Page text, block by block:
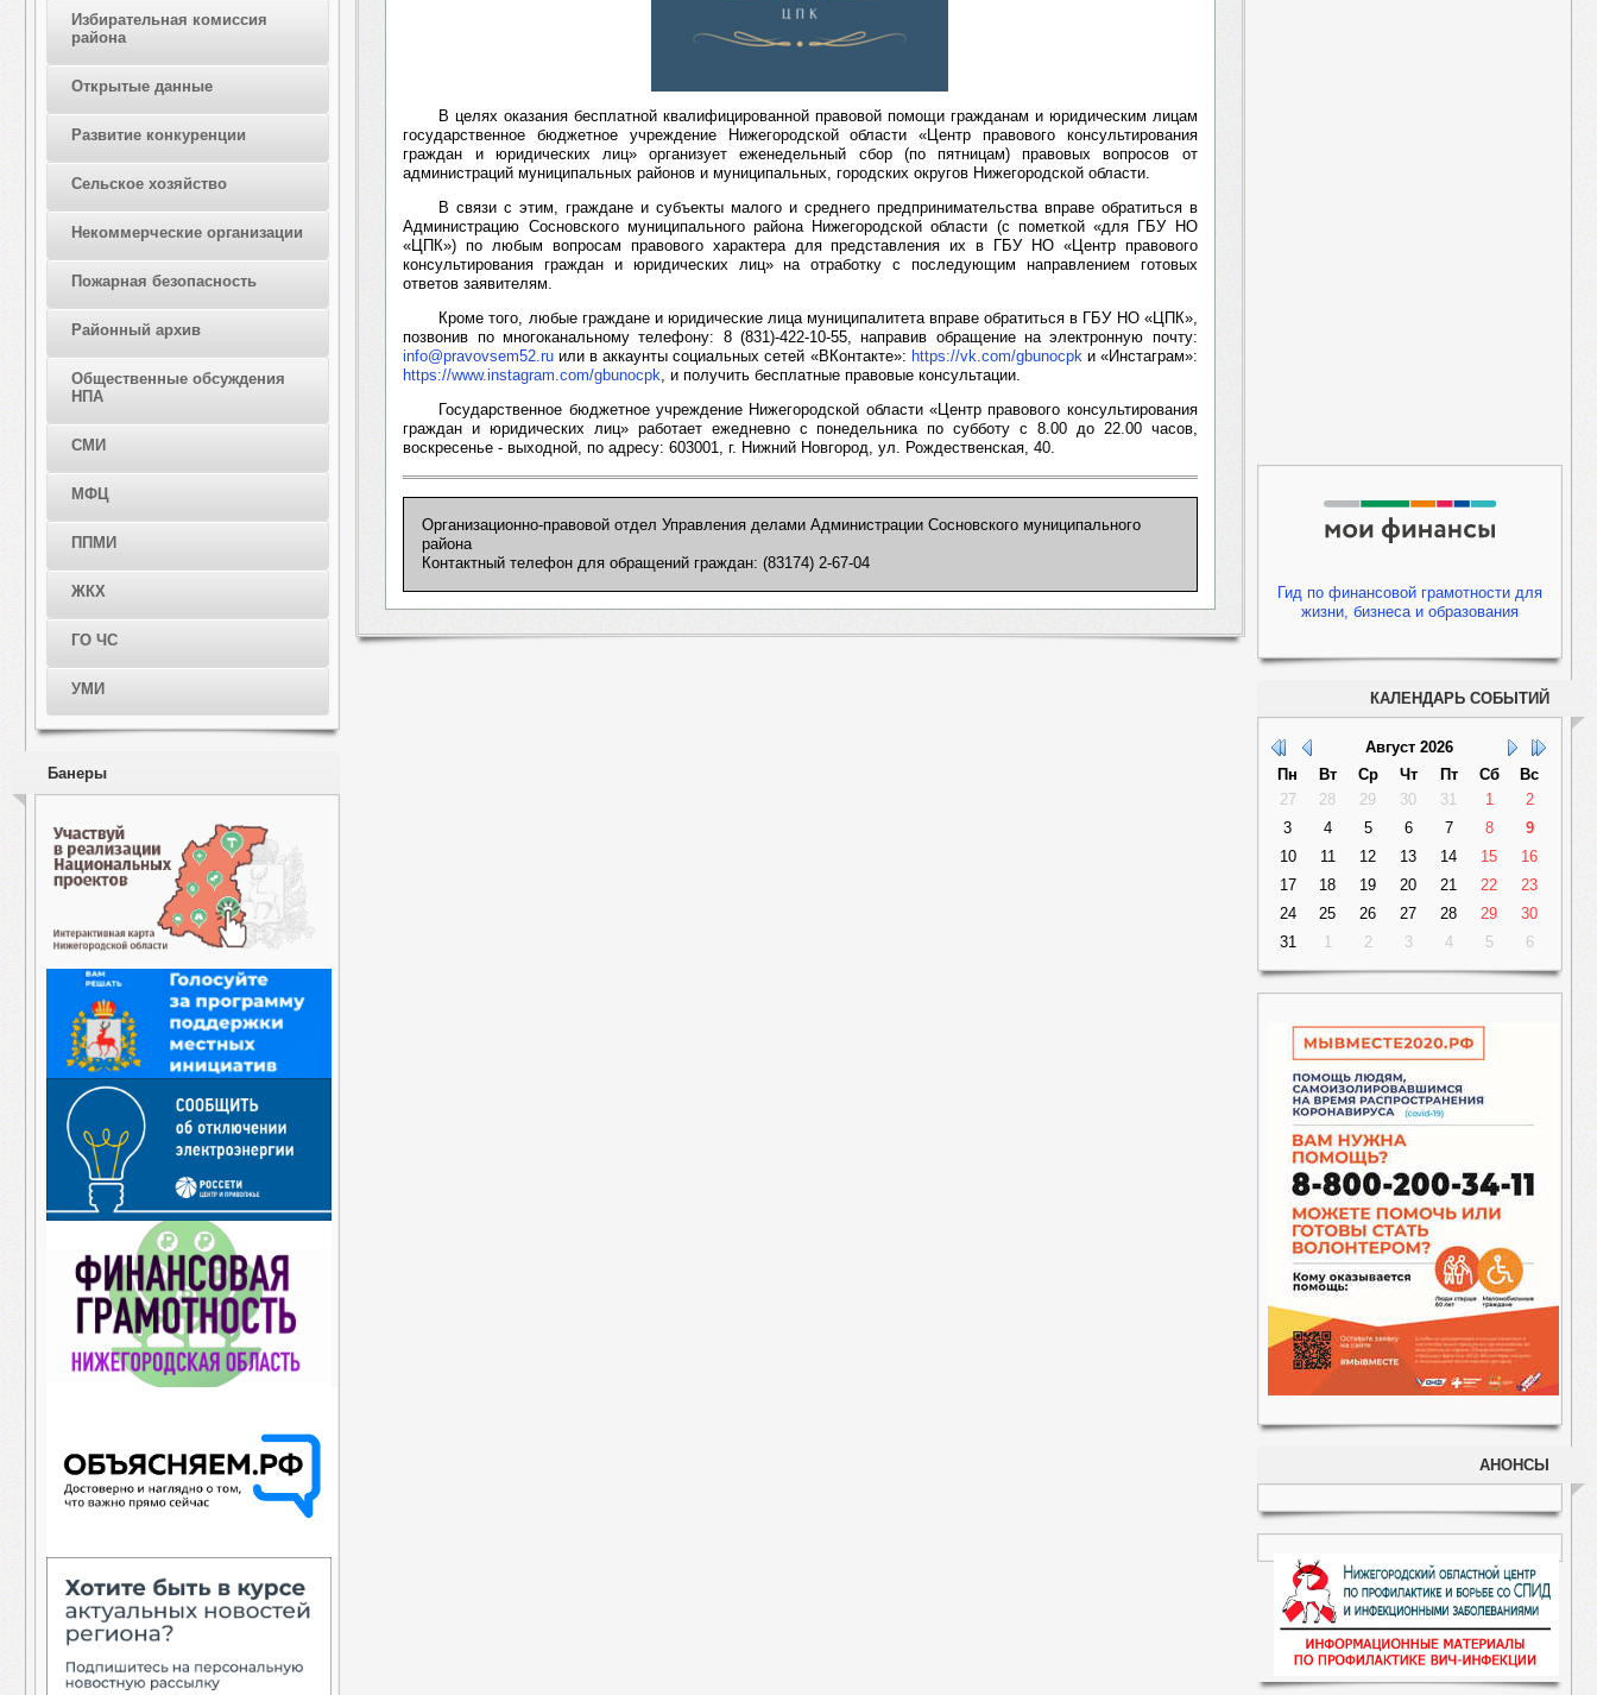
Избирательная комиссия
района
Открытые данные
Развитие конкуренции
Сельское хозяйство
Некоммерческие организации
Пожарная безопасность
Районный архив
Общественные обсуждения
НПА
СМИ
МФЦ
ППМИ
ЖКХ
ГО ЧС
УМИ
Банеры
В целях оказания бесплатной квалифицированной правовой помощи гражданам и юридическим лицам
государственное бюджетное учреждение Нижегородской области «Центр правового консультирования
граждан и юридических лиц» организует еженедельный сбор (по пятницам) правовых вопросов от
администраций муниципальных районов и муниципальных, городских округов Нижегородской области.
В связи с этим, граждане и субъекты малого и среднего предпринимательства вправе обратиться в
Администрацию Сосновского муниципального района Нижегородской области (с пометкой «для ГБУ НО
«ЦПК») по любым вопросам правового характера для представления их в ГБУ НО «Центр правового
консультирования граждан и юридических лиц» на отработку с последующим направлением готовых
ответов заявителям.
Кроме того, любые граждане и юридические лица муниципалитета вправе обратиться в ГБУ НО «ЦПК»,
позвонив по многоканальному телефону: 8 (831)-422-10-55, направив обращение на электронную почту:
info@pravovsem52.ru или в аккаунты социальных сетей «ВКонтакте»: https://vk.com/gbunocpk и «Инстаграм»:
https://www.instagram.com/gbunocpk , и получить бесплатные правовые консультации.
Государственное бюджетное учреждение Нижегородской области «Центр правового консультирования
граждан и юридических лиц» работает ежедневно с понедельника по субботу с 8.00 до 22.00 часов,
воскресенье - выходной, по адресу: 603001, г. Нижний Новгород, ул. Рождественская, 40.
Организационно-правовой отдел Управления делами Администрации Сосновского муниципального
района
Контактный телефон для обращений граждан: (83174) 2-67-04
Гид по финансовой грамотности для
жизни, бизнеса и образования
КАЛЕНДАРЬ СОБЫТИЙ
Август 2026
Пн
Вт Ср Чт Пт Сб
Вс
27
28 29 30 31 1
2
3
4 5 6 7 8
9
10
11 12 13 14 15
16
17
18 19 20 21 22
23
24
25 26 27 28 29
30
31
1 2 3 4 5 6
АНОНСЫ